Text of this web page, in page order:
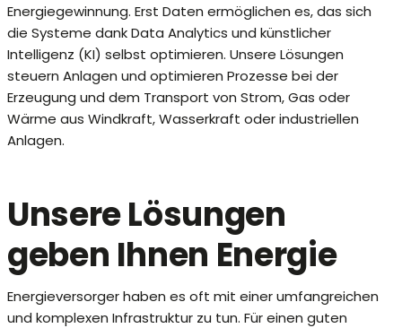
Energiegewinnung. Erst Daten ermöglichen es, das sich
die Systeme dank Data Analytics und künstlicher
Intelligenz (KI) selbst optimieren. Unsere Lösungen
steuern Anlagen und optimieren Prozesse bei der
Erzeugung und dem Transport von Strom, Gas oder
Wärme aus Windkraft, Wasserkraft oder industriellen
Anlagen.
Unsere Lösungen
geben Ihnen Energie
Energieversorger haben es oft mit einer umfangreichen
und komplexen Infrastruktur zu tun. Für einen guten